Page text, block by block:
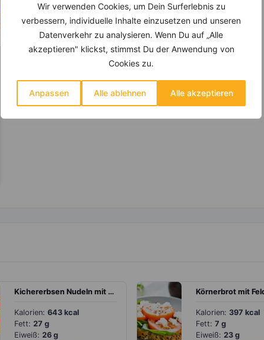
Wir verwenden Cookies, um Dein Surferlebnis zu
verbessern, individuelle Inhalte einzusetzen und unseren
Datenverkehr zu analysieren. Wenn Du auf „Alle
akzeptieren" klickst, stimmst Du der Anwendung von
Cookies zu.
Anpassen Alle ablehnen Alle akzeptieren
Kichererbsen Nudeln mit Brokkoli, Zucchini und Tomaten
Kalorien: 643 kcal
Fett: 27 g
Eiweiß: 26 g
Kalorien: 397 kcal
Fett: 7 g
Eiweiß: 23 g